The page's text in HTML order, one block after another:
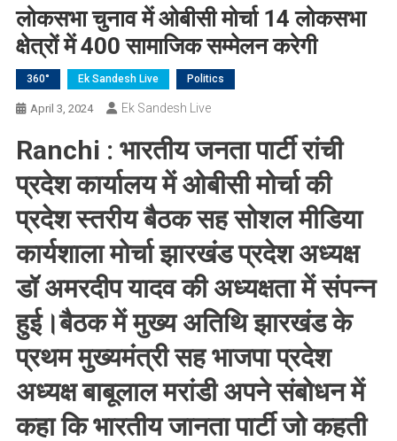
लोकसभा चुनाव में ओबीसी मोर्चा 14 लोकसभा
क्षेत्रों में 400 सामाजिक सम्मेलन करेगी
360° Ek Sandesh Live Politics
April 3, 2024 Ek Sandesh Live
Ranchi : भारतीय जनता पार्टी रांची
प्रदेश कार्यालय में ओबीसी मोर्चा की
प्रदेश स्तरीय बैठक सह सोशल मीडिया
कार्यशाला मोर्चा झारखंड प्रदेश अध्यक्ष
डॉ अमरदीप यादव की अध्यक्षता में संपन्न
हुई।बैठक में मुख्य अतिथि झारखंड के
प्रथम मुख्यमंत्री सह भाजपा प्रदेश
अध्यक्ष बाबूलाल मरांडी अपने संबोधन में
कहा कि भारतीय जानता पार्टी जो कहती